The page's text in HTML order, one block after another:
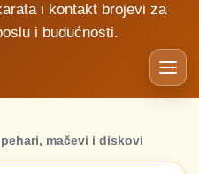
i kontakt brojevi za
i budućnosti.
mačevi i diskovi